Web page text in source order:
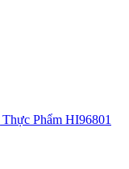
Phẩm HI96801